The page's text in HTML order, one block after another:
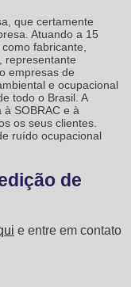
que certamente
Atuando a 15
fabricante,
representante
empresas de
e ocupacional
todo o Brasil. A
SOBRAC e à
os seus clientes.
ruído ocupacional
de
e entre em contato